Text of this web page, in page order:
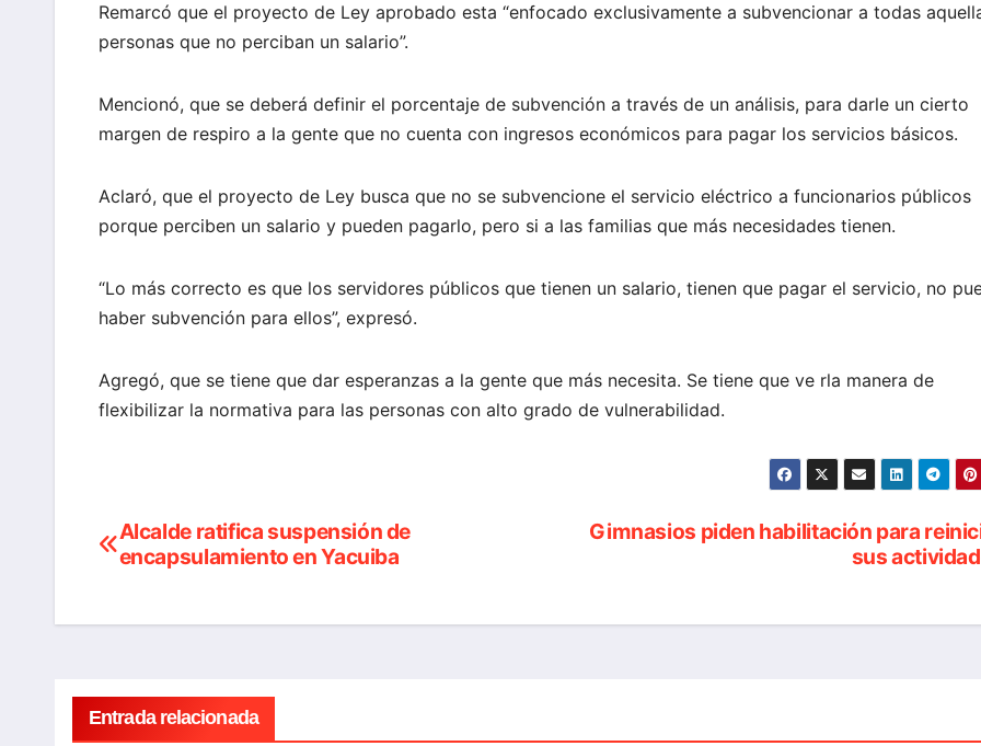
Remarcó que el proyecto de Ley aprobado esta “enfocado exclusivamente a subvencionar a todas
personas que no perciban un salario”.
Mencionó, que se deberá definir el porcentaje de subvención a través de un análisis, para darle un cierto
margen de respiro a la gente que no cuenta con ingresos económicos para pagar los servicios básicos.
Aclaró, que el proyecto de Ley busca que no se subvencione el servicio eléctrico a funcionarios públicos
porque perciben un salario y pueden pagarlo, pero si a las familias que más necesidades tienen.
“Lo más correcto es que los servidores públicos que tienen un salario, tienen que pagar el servicio, no
haber subvención para ellos”, expresó.
Agregó, que se tiene que dar esperanzas a la gente que más necesita. Se tiene que ve rla manera de
flexibilizar la normativa para las personas con alto grado de vulnerabilidad.
Navegación
entradas
Gimnasios piden habilitación para
sus
Alcalde ratifica suspensión de
encapsulamiento en Yacuiba
Entrada relacionada